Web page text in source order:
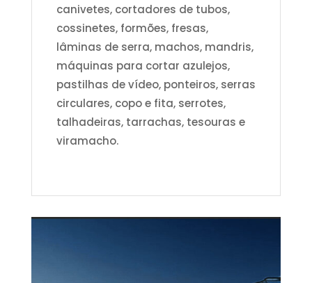
canivetes, cortadores de tubos,
cossinetes, formões, fresas,
lâminas de serra, machos, mandris,
máquinas para cortar azulejos,
pastilhas de vídeo, ponteiros, serras
circulares, copo e fita, serrotes,
talhadeiras, tarrachas, tesouras e
viramacho.